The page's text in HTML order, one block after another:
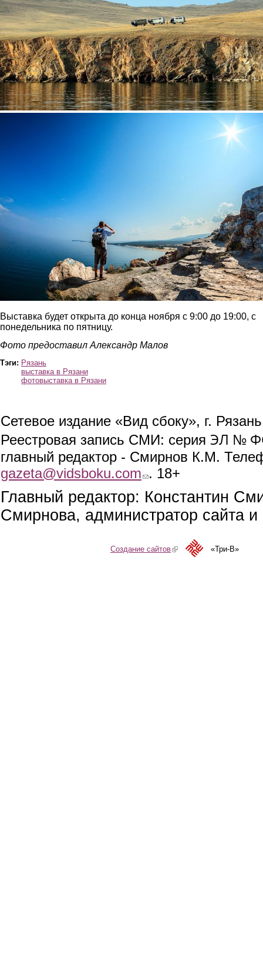
Выставка будет открыта до конца ноября с 9:00 до 19:00, с
понедельника по пятницу.
Фото предоставил Александр Малов
Тэги: Рязань
выставка в Рязани
фотовыставка в Рязани
Сетевое издание «Вид сбоку», г.
Реестровая запись СМИ: серия ЭЛ №
главный редактор - Смирнов К.М.
gazeta@vidsboku.com (link sends e-mail)
. 18+
Главный редактор: Константин
Смирнова, администратор сайта
Создание сайтов(link is external)«Три-В»